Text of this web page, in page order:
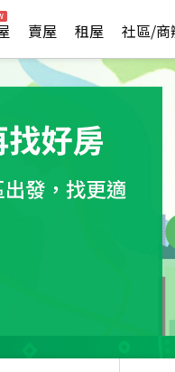
賣屋 租屋 社區/商